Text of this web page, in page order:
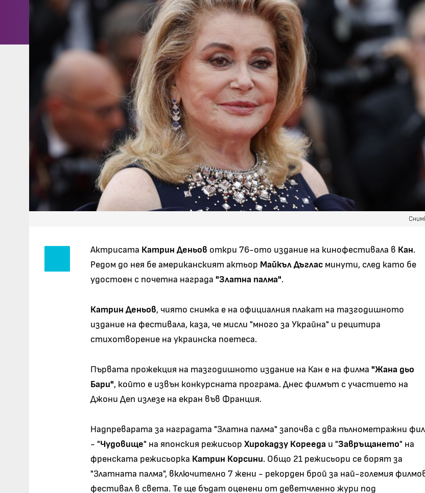
Актрисата Катрин Деньов откри 76-ото издание на кинофестивала в Кан.
Редом до нея бе американският актьор Майкъл Дъглас минути, след като бе
удостоен с почетна награда"Златна палма".
Катрин Деньов, чиято снимка е на официалния плакат на тазгодишното
издание на фестивала, каза, че мисли "много за Украйна" и рецитира
стихотворение на украинска поетеса.
Първата прожекция на тазгодишното издание на Кан е на филма"Жана дьо
Бари", който е извън конкурсната програма. Днес филмът с участието на
Джони Деп излезе на екран във Франция.
Надпреварата за наградата "Златна палма" започва с два пълнометражни
- "Чудовище" на японския режисьорХирокадзу Корееда и "Завръщането" на
френската режисьорка Катрин Корсини. Общо 21 режисьори се борят за
"Златната палма", включително 7 жени - рекорден брой за най-големия
фестивал в света. Те ще бъдат оценени от деветчленно жури под